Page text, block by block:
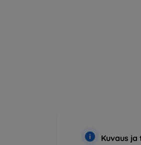
Kuvaus